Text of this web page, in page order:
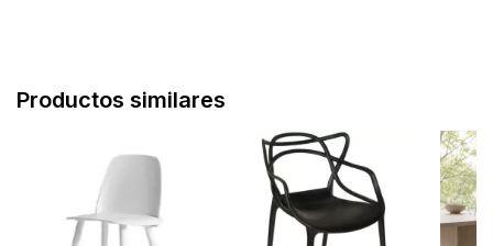
Productos similares